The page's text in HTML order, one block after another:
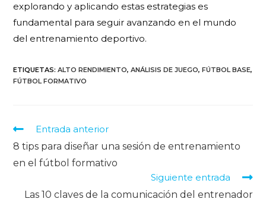
explorando y aplicando estas estrategias es
fundamental para seguir avanzando en el mundo
del entrenamiento deportivo.
ETIQUETAS:ALTO RENDIMIENTO, ANÁLISIS DE JUEGO, FÚTBOL BASE,
FÚTBOL FORMATIVO
Entrada anterior
8 tips para diseñar una sesión de entrenamiento
en el fútbol formativo
Siguiente entrada
Las 10 claves de la comunicación del entrenador